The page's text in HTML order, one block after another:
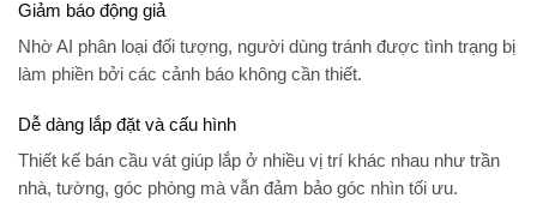
Giảm báo động giả
Nhờ AI phân loại đối tượng, người dùng tránh được tình trạng bị
làm phiền bởi các cảnh báo không cần thiết.
Dễ dàng lắp đặt và cấu hình
Thiết kế bán cầu vát giúp lắp ở nhiều vị trí khác nhau như trần
nhà, tường, góc phòng mà vẫn đảm bảo góc nhìn tối ưu.